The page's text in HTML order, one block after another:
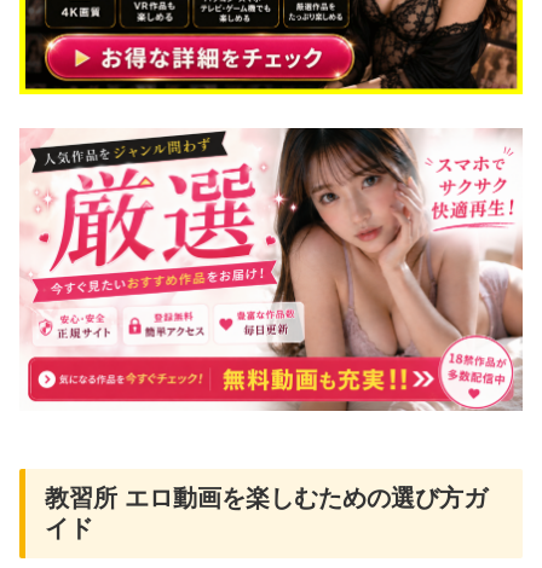
教習所 エロ動画を楽しむための選び方ガ
イド